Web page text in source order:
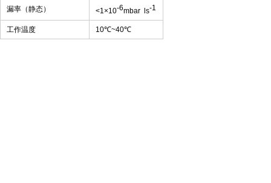
漏率（静态） <1×10-6mbar ls-1
工作温度 10℃~40℃